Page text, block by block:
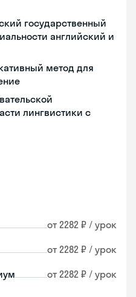
государственный
английский и
метод для
лингвистики с
от 2282 ₽ / урок
от 2282 ₽ / урок
от 2282 ₽ / урок